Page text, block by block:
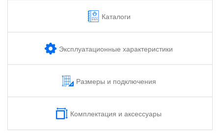
Каталоги
Эксплуатационные характеристики
Размеры и подключения
Комплектация и аксессуары